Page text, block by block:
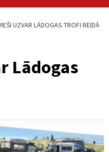
UZVAR LĀDOGAS TROFI REIDĀ
Lādogas